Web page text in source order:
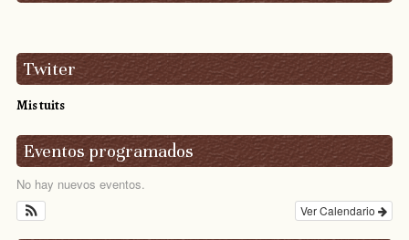
Twiter
Mis tuits
Eventos programados
No hay nuevos eventos.
Ver Calendario